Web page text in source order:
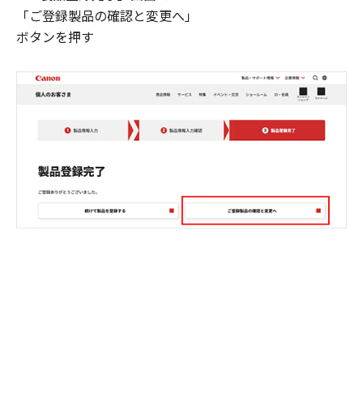
「ご登録製品の確認と変更へ」
ボタンを押す